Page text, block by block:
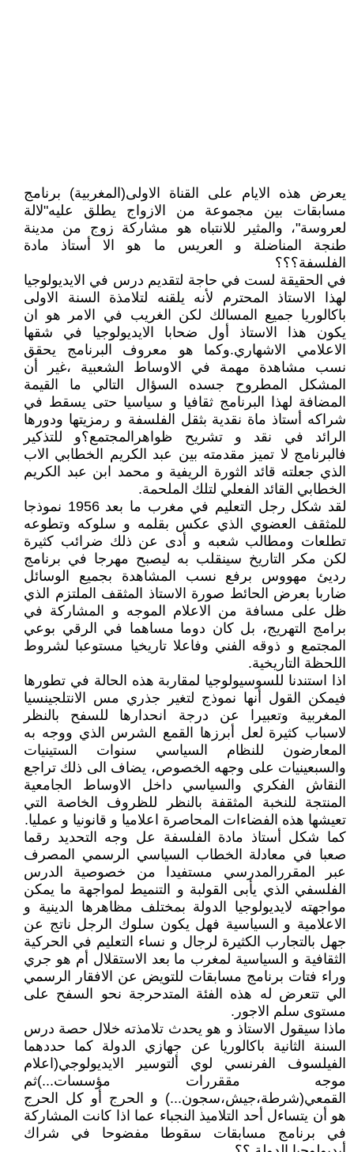
يعرض هذه الايام على القناة الاولى(المغربية) برنامج
مسابقات بين مجموعة من الازواج يطلق عليه"لالة
لعروسة"، والمثير للانتباه هو مشاركة زوج من مدينة
طنجة المناضلة و العريس ما هو الا أستاذ مادة
الفلسفة؟؟؟
في الحقيقة لست في حاجة لتقديم درس في الايديولوجيا
لهذا الاستاذ المحترم لأنه يلقنه لتلامذة السنة الاولى
باكالوريا جميع المسالك لكن الغريب في الامر هو ان
يكون هذا الاستاذ أول ضحابا الايديولوجيا في شقها
الاعلامي الاشهاري.وكما هو معروف البرنامج يحقق
نسب مشاهدة مهمة في الاوساط الشعبية ،غير أن
المشكل المطروح جسده السؤال التالي ما القيمة
المضافة لهذا البرنامج ثقافيا و سياسيا حتى يسقط في
شراكه أستاذ ماة نقدية بثقل الفلسفة و رمزيتها ودورها
الرائد في نقد و تشريح ظواهرالمجتمع؟و للتذكير
فالبرنامج لا تميز مقدمته بين عبد الكريم الخطابي الاب
الذي جعلته قائد الثورة الريفية و محمد ابن عبد الكريم
الخطابي القائد الفعلي لتلك الملحمة.
لقد شكل رجل التعليم في مغرب ما بعد 1956 نموذجا
للمثقف العضوي الذي عكس بقلمه و سلوكه وتطوعه
تطلعات ومطالب شعبه و أدى عن ذلك ضرائب كثيرة
لكن مكر التاريخ سينقلب به ليصبح مهرجا في برنامج
رديئ مهووس برفع نسب المشاهدة بجميع الوسائل
ضاربا بعرض الحائط صورة الاستاذ المثقف الملتزم الذي
ظل على مسافة من الاعلام الموجه و المشاركة في
برامج التهريج، بل كان دوما مساهما في الرقي بوعي
المجتمع و ذوقه الفني وفاعلا تاريخيا مستوعبا لشروط
اللحظة التاريخية.
اذا استندنا للسوسيولوجيا لمقاربة هذه الحالة في تطورها
فيمكن القول أنها نموذج لتغير جذري مس الانتلجينسيا
المغربية وتعبيرا عن درجة انحدارها للسفح بالنظر
لاسباب كثيرة لعل أبرزها القمع الشرس الذي ووجه به
المعارضون للنظام السياسي سنوات الستينيات
والسبعينيات على وجهه الخصوص، يضاف الى ذلك تراجع
النقاش الفكري والسياسي داخل الاوساط الجامعية
المنتجة للنخبة المثقفة بالنظر للظروف الخاصة التي
تعيشها هذه الفضاءات المحاصرة اعلاميا و قانونيا و عمليا.
كما شكل أستاذ مادة الفلسفة عل وجه التحديد رقما
صعبا في معادلة الخطاب السياسي الرسمي المصرف
عبر المقررالمدرسي مستفيدا من خصوصية الدرس
الفلسفي الذي يأبى القولبة و التنميط لمواجهة ما يمكن
مواجهته لايديولوجيا الدولة بمختلف مظاهرها الدينية و
الاعلامية و السياسية فهل يكون سلوك الرجل ناتج عن
جهل بالتجارب الكثيرة لرجال و نساء التعليم في الحركية
الثقافية و السياسية لمغرب ما بعد الاستقلال أم هو جري
وراء فتات برنامج مسابقات للتويض عن الافقار الرسمي
الي تتعرض له هذه الفئة المتدحرجة نحو السفح على
مستوى سلم الاجور.
ماذا سيقول الاستاذ و هو يحدث تلامذته خلال حصة درس
السنة الثانية باكالوريا عن جهازي الدولة كما حددهما
الفيلسوف الفرنسي لوي ألتوسير الايديولوجي(اعلام
موجه مققررات مؤسسات...)ثم
القمعي(شرطة،جيش،سجون...) و الحرج أو كل الحرج
هو أن يتساءل أحد التلاميذ النجباء عما اذا كانت المشاركة
في برنامج مسابقات سقوطا مفضوحا في شراك